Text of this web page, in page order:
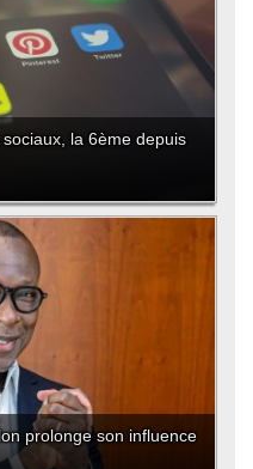
la 6ème depuis
prolonge son influence